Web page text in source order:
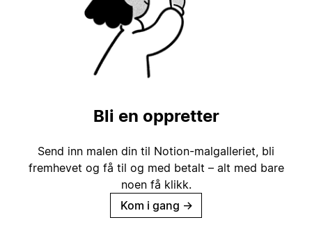
Bli en oppretter
Send inn malen din til Notion-malgalleriet, bli
fremhevet og få til og med betalt – alt med bare
noen få klikk.
Kom i gang →